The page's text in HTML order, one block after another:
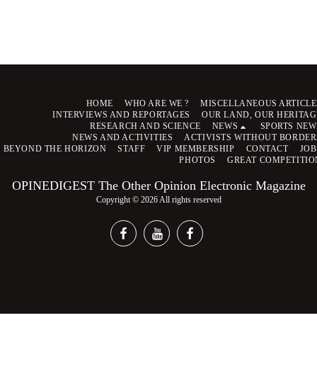
OPINEDIGEST The Other Opinion Electronic Magazine
Copyright © 2026 All rights reserved
HOME WHO ARE WE ?
MISCELLANEOUS
INTERVIEWS AND REPORTAGES
OUR LAND, OUR
RESEARCH AND SCIENCE
NEWS
SPORTS
NEWS AND ACTIVITIES
ACTIVISTS WITHOUT
BEYOND THE HORIZON
STAFF VIP MEMBERSHIP CONTACT
PHOTOS
GREAT